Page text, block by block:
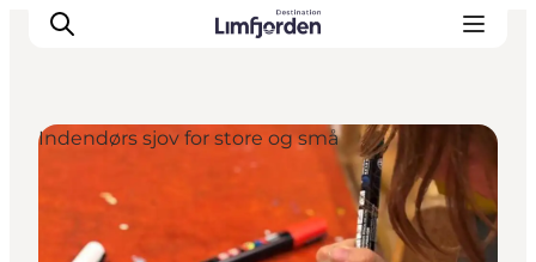
Indendørs sjov for store og små